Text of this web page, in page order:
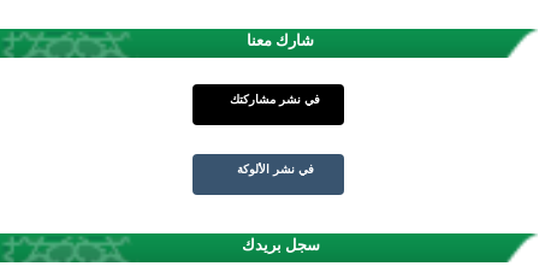
شارك معنا
في نشر مشاركتك
في نشر الألوكة
سجل بريدك